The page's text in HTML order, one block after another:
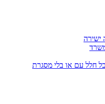
ישירה
חלל עם או בלי מסגרת